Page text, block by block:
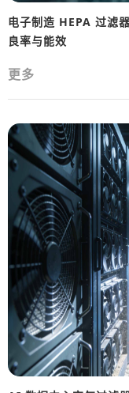
电子制造 HEPA 过滤
良率与能效
更多